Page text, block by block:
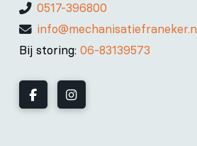
0517-396800
info@mechanisatiefraneker.nl
Bij storing: 06-83139573